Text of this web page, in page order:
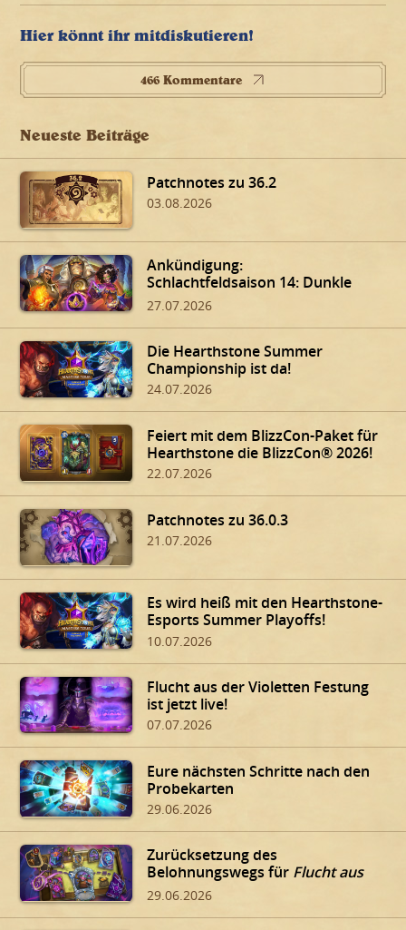
Hier könnt ihr mitdiskutieren!
466 Kommentare
Neueste Beiträge
Patchnotes zu 36.2
03.08.2026
Ankündigung:
Schlachtfeldsaison 14: Dunkle
Gaben von Dalaran!
27.07.2026
Die Hearthstone Summer
Championship ist da!
24.07.2026
Feiert mit dem BlizzCon-Paket für
Hearthstone die BlizzCon® 2026!
22.07.2026
Patchnotes zu 36.0.3
21.07.2026
Es wird heiß mit den Hearthstone-
Esports Summer Playoffs!
10.07.2026
Flucht aus der Violetten Festung
ist jetzt live!
07.07.2026
Eure nächsten Schritte nach den
Probekarten
29.06.2026
Zurücksetzung des
Belohnungswegs für Flucht aus
der Violetten Festung
29.06.2026